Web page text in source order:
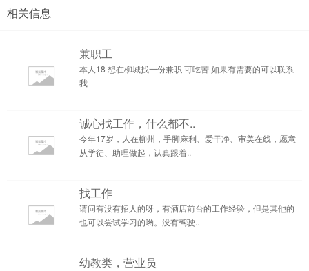
相关信息
兼职工
本人18 想在柳城找一份兼职 可吃苦 如果有需要的可以联系
我
诚心找工作，什么都不..
今年17岁，人在柳州，手脚麻利、爱干净、审美在线，愿意
从学徒、助理做起，认真跟着..
找工作
请问有没有招人的呀，有酒店前台的工作经验，但是其他的
也可以尝试学习的哟。没有驾驶..
幼教类，营业员